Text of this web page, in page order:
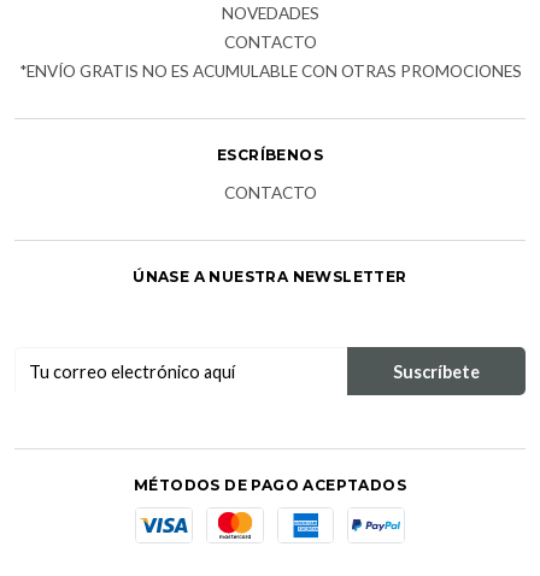
NOVEDADES
CONTACTO
*ENVÍO GRATIS NO ES ACUMULABLE CON OTRAS PROMOCIONES
ESCRÍBENOS
CONTACTO
ÚNASE A NUESTRA NEWSLETTER
MÉTODOS DE PAGO ACEPTADOS